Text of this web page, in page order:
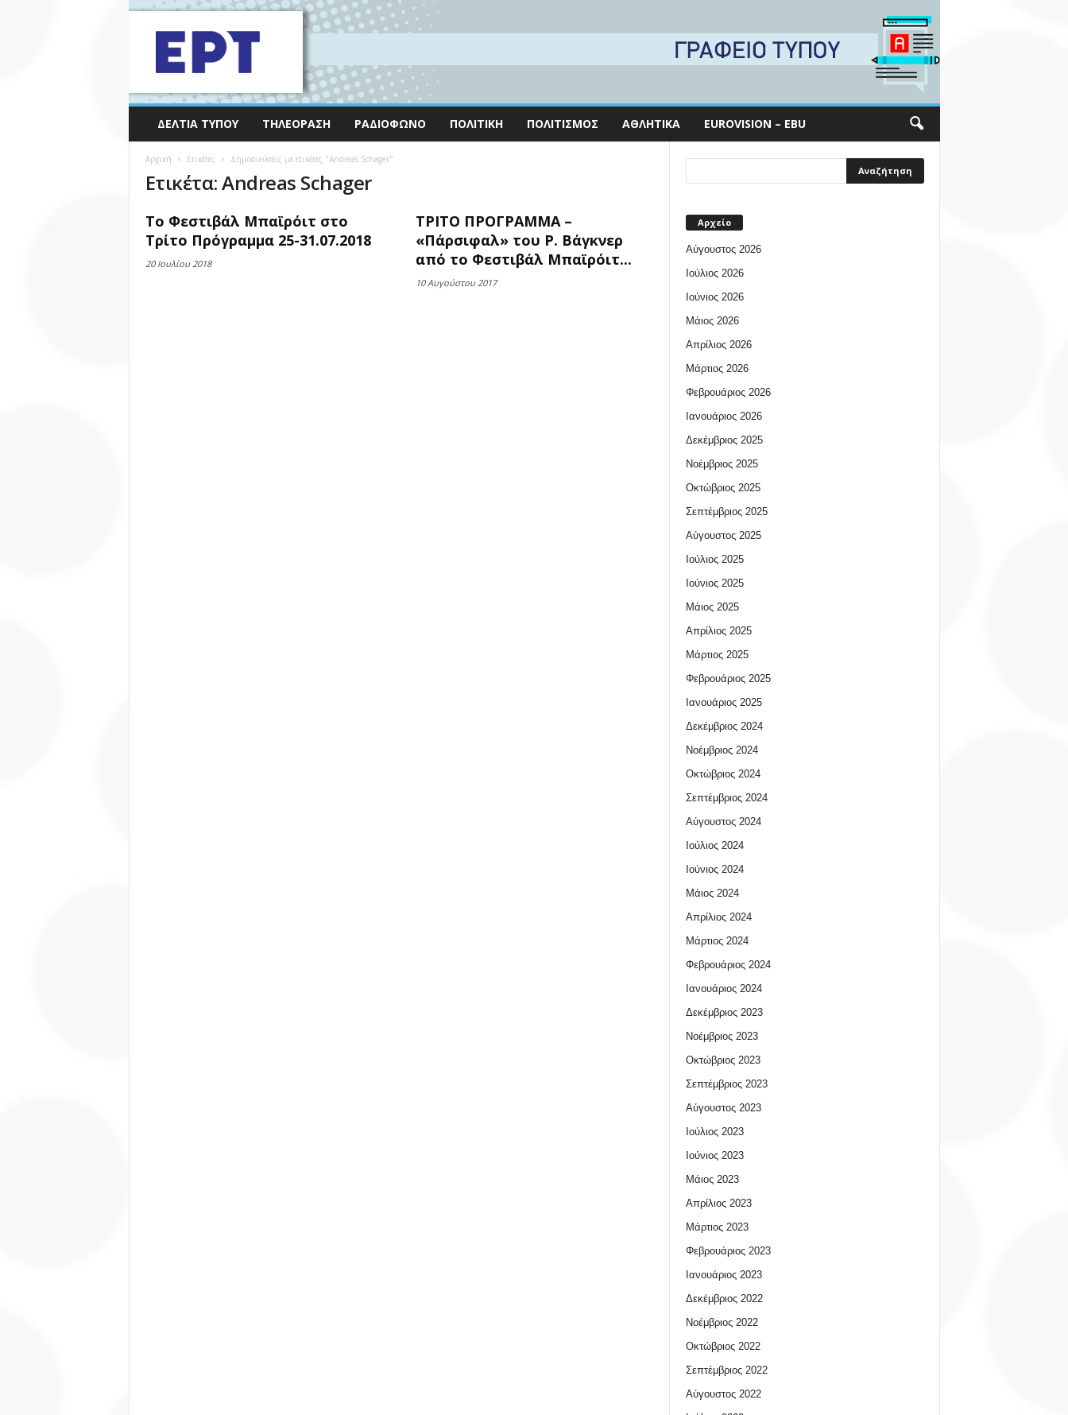
ΔΕΛΤΊΑ ΤΎΠΟΥ ΤΗΛΕΌΡΑΣΗ ΡΑΔΙΌΦΩΝΟ ΠΟΛΙΤΙΚΉ ΠΟΛΙΤΙΣΜΌΣ ΑΘΛΗΤΙΚΆ EUROVISION – EBU
Αρχική Ετικέτες Δημοσιεύσεις με ετικέτες "Andreas Schager"
Ετικέτα: Andreas Schager
Το Φεστιβάλ Μπαϊρόιτ στο
Τρίτο Πρόγραμμα 25-31.07.2018
20 Ιουλίου 2018
ΤΡΙΤΟ ΠΡΟΓΡΑΜΜΑ –
«Πάρσιφαλ» του Ρ. Βάγκνερ
από το Φεστιβάλ Μπαϊρόιτ...
10 Αυγούστου 2017
Αρχείο
Αύγουστος 2026
Ιούλιος 2026
Ιούνιος 2026
Μάιος 2026
Απρίλιος 2026
Μάρτιος 2026
Φεβρουάριος 2026
Ιανουάριος 2026
Δεκέμβριος 2025
Νοέμβριος 2025
Οκτώβριος 2025
Σεπτέμβριος 2025
Αύγουστος 2025
Ιούλιος 2025
Ιούνιος 2025
Μάιος 2025
Απρίλιος 2025
Μάρτιος 2025
Φεβρουάριος 2025
Ιανουάριος 2025
Δεκέμβριος 2024
Νοέμβριος 2024
Οκτώβριος 2024
Σεπτέμβριος 2024
Αύγουστος 2024
Ιούλιος 2024
Ιούνιος 2024
Μάιος 2024
Απρίλιος 2024
Μάρτιος 2024
Φεβρουάριος 2024
Ιανουάριος 2024
Δεκέμβριος 2023
Νοέμβριος 2023
Οκτώβριος 2023
Σεπτέμβριος 2023
Αύγουστος 2023
Ιούλιος 2023
Ιούνιος 2023
Μάιος 2023
Απρίλιος 2023
Μάρτιος 2023
Φεβρουάριος 2023
Ιανουάριος 2023
Δεκέμβριος 2022
Νοέμβριος 2022
Οκτώβριος 2022
Σεπτέμβριος 2022
Αύγουστος 2022